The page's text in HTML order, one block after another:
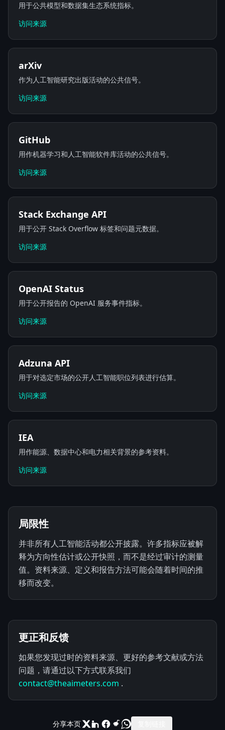
用于公共模型和数据集生态系统指标。
访问来源
arXiv
作为人工智能研究出版活动的公共信号。
访问来源
GitHub
用作机器学习和人工智能软件库活动的公共信号。
访问来源
Stack Exchange API
用于公开 Stack Overflow 标签和问题元数据。
访问来源
OpenAI Status
用于公开报告的 OpenAI 服务事件指标。
访问来源
Adzuna API
用于对选定市场的公开人工智能职位列表进行估算。
访问来源
IEA
用作能源、数据中心和电力相关背景的参考资料。
访问来源
局限性
并非所有人工智能活动都公开披露。许多指标应被解
释为方向性估计或公开快照，而不是经过审计的测量
值。资料来源、定义和报告方法可能会随着时间的推
移而改变。
更正和反馈
如果您发现过时的资料来源、更好的参考文献或方法
问题，请通过以下方式联系我们
contact@theaimeters.com .
分享本页